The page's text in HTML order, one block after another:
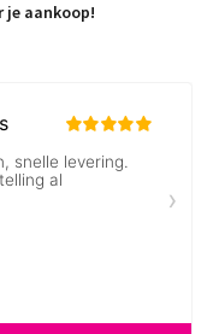
je aankoop!